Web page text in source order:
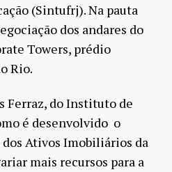
(Sintufrj). Na pauta
dos andares do
Towers, prédio
Rio.
Ferraz, do Instituto de
é desenvolvido o
Ativos Imobiliários da
mais recursos para a